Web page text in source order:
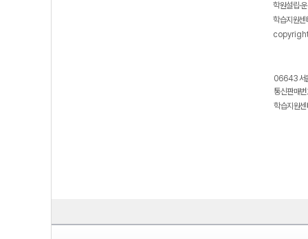
학원설립·
학습지원
06643 서
통신판매
학습지원